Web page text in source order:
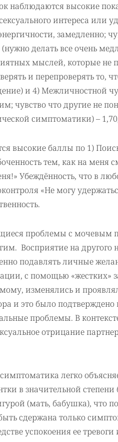
наблюдаются высокие
интереса или
замедленно;
делать все очень
мыслей, которые не
и перепроверять то,
и 4) Межличностной
чувство что другие не
симптоматики) –
высокие баллы по 1)
тем, как на меня
Убеждённость, что в
«Не могу
проблемы с мочевым
Восприятие на
подавлять личные
с помощью «жестких»
изменялись и
и это было подтверждено
проблемы. В
отрицание
легко
в значительной степени
(мать, бабушка), что
сдержана только
успокоения ее